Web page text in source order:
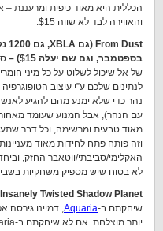
הכללית היא מאוד כיפית ומרעננת
והאווירה לבד לא שווה $15.
בספטמבר, וגם שם יעלה $15) –
של אל שיכול לשלוט על כל מיני
לנתינים שלכם ע”י עיצוב
נהר כדי שלא ימנע מהם להגיע
עם הנהר), אבל המנוע שעומד
מאוד טבעית ומרשימה, וכל דבר
וזה פותח פתח לחידות מאוד
האקלימי/סביבתי/ווטאבר החזק,
לא בטוח שיש מספיק משחקיות
Insanely Twisted Shadow Planet (אותו XBLA, אותו מחיר גבוה מדי) –
שיחקתם ב-Aquaria, דמיינו גירסה